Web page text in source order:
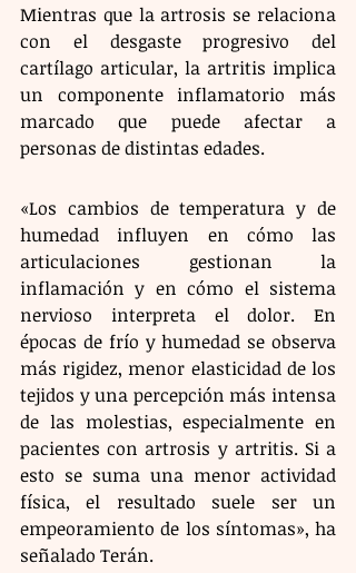
Mientras que la artrosis se relaciona
con el desgaste progresivo del
cartílago articular, la artritis implica
un componente inflamatorio más
marcado que puede afectar a
personas de distintas edades.
«Los cambios de temperatura y de
humedad influyen en cómo las
articulaciones gestionan la
inflamación y en cómo el sistema
nervioso interpreta el dolor. En
épocas de frío y humedad se observa
más rigidez, menor elasticidad de los
tejidos y una percepción más intensa
de las molestias, especialmente en
pacientes con artrosis y artritis. Si a
esto se suma una menor actividad
física, el resultado suele ser un
empeoramiento de los síntomas», ha
señalado Terán.